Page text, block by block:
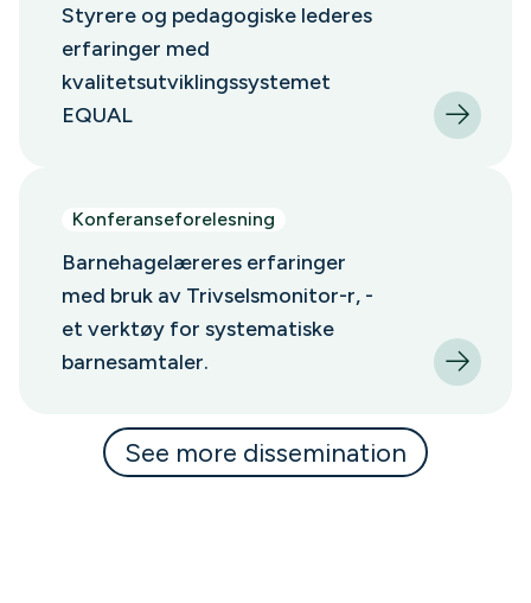
Styrere og pedagogiske lederes
erfaringer med
kvalitetsutviklingssystemet
EQUAL
Konferanseforelesning
Barnehagelæreres erfaringer
med bruk av Trivselsmonitor-r, -
et verktøy for systematiske
barnesamtaler.
See more dissemination